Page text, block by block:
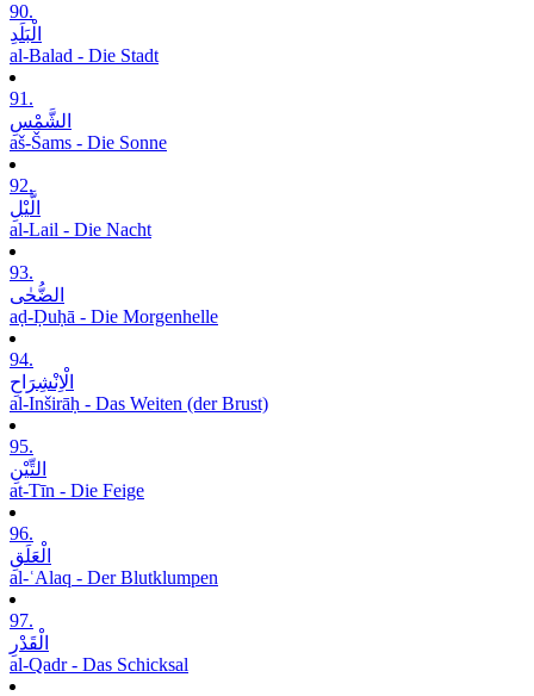
90.
الْبَلَدِ
al-Balad - Die Stadt
91.
الشَّمْسِ
aš-Šams - Die Sonne
92.
الَّیْلِ
al-Lail - Die Nacht
93.
الضُّحٰی
aḍ-Ḍuḥā - Die Morgenhelle
94.
الْاِنْشِرَاحِ
al-Inširāḥ - Das Weiten (der Brust)
95.
التِّیْنِ
at-Tīn - Die Feige
96.
الْعَلَقِ
al-ʿAlaq - Der Blutklumpen
97.
الْقَدْرِ
al-Qadr - Das Schicksal